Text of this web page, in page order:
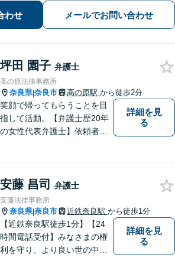
対応(法律相談は完全予約制)】各分野で
専門性の高い弁護士が寄り添い解決を
サポートします。
わせ メールでお問い合わせ
坪田 園子 弁護士
高の原法律事務所
奈良県|奈良市 高の原駅 から徒歩2分
笑顔で帰ってもらうことを目
指して活動。【弁護士歴20年
の女性代表弁護士】依頼者の
お任せください！あなたのお
悩み、とことんお聞きしま
す。
詳細を見
る
安藤 昌司 弁護士
安藤法律事務所
奈良県|奈良市 近鉄奈良駅 から徒歩1分
【近鉄奈良駅徒歩1分】【24
時間電話受付】みなさまの権
利を守り、より良い世の中に
詳細を見
る